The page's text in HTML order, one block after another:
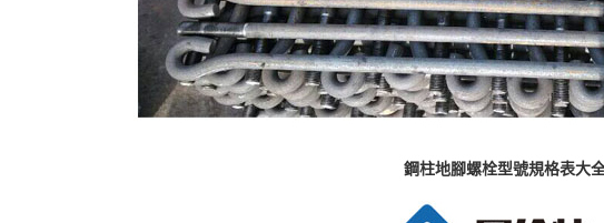
鋼柱地腳螺栓型號規格表大